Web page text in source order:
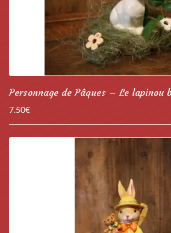
Personnage de Pâques – Le lapinou
7.50€